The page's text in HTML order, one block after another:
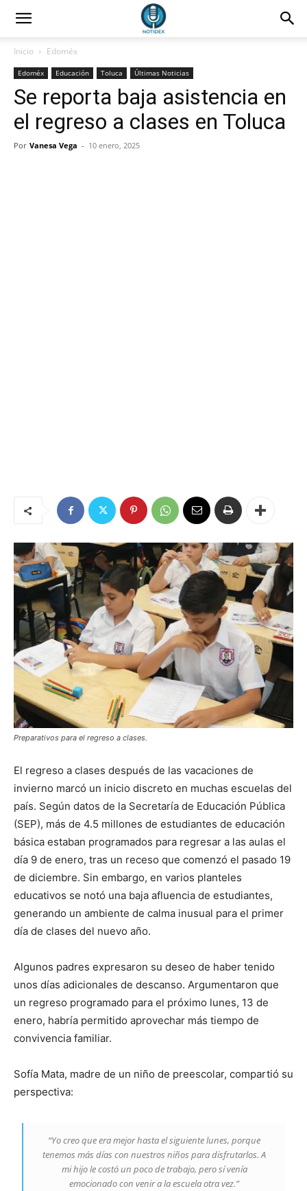
Inicio Edoméx
Edoméx Educación Toluca Últimas Noticias
Se reporta baja asistencia en
el regreso a clases en Toluca
Por Vanesa Vega - 10 enero, 2025
Preparativos para el regreso a clases.
El regreso a clases después de las vacaciones de
invierno marcó un inicio discreto en muchas escuelas del
país. Según datos de la Secretaría de Educación Pública
(SEP), más de 4.5 millones de estudiantes de educación
básica estaban programados para regresar a las aulas el
día 9 de enero, tras un receso que comenzó el pasado 19
de diciembre. Sin embargo, en varios planteles
educativos se notó una baja afluencia de estudiantes,
generando un ambiente de calma inusual para el primer
día de clases del nuevo año.
Algunos padres expresaron su deseo de haber tenido
unos días adicionales de descanso. Argumentaron que
un regreso programado para el próximo lunes, 13 de
enero, habría permitido aprovechar más tiempo de
convivencia familiar.
Sofía Mata, madre de un niño de preescolar, compartió su
perspectiva:
“Yo creo que era mejor hasta el siguiente lunes, porque
tenemos más días con nuestros niños para disfrutarlos. A
mi hijo le costó un poco de trabajo, pero sí venía
emocionado con venir a la escuela otra vez.”